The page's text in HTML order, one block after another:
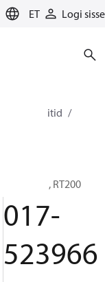
ET Logi sisse
Lülitid
Rõhulüliti, RT200
017-
523966